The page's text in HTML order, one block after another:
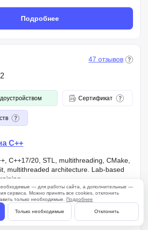
Подробнее
47 отзывов
Сертификат
C++
C++17/20, STL, multithreading, CMake,
multithreaded architecture. Lab-based
знания логики и алгоритмов, цель —
систем и
ресурсами напрямую
— для работы сайта, а дополнительные —
сервиса. Можно принять все cookies, отклонить
только необходимые. Подробнее
Только необходимые Отклонить